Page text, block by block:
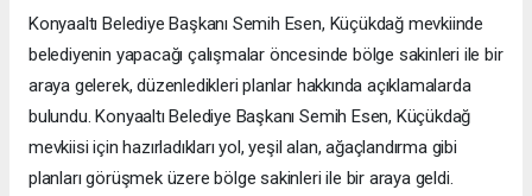
Konyaaltı Belediye Başkanı Semih Esen, Küçükdağ mevkiinde
belediyenin yapacağı çalışmalar öncesinde bölge sakinleri ile bir
araya gelerek, düzenledikleri planlar hakkında açıklamalarda
bulundu. Konyaaltı Belediye Başkanı Semih Esen, Küçükdağ
mevkiisi için hazırladıkları yol, yeşil alan, ağaçlandırma gibi
planları görüşmek üzere bölge sakinleri ile bir araya geldi.